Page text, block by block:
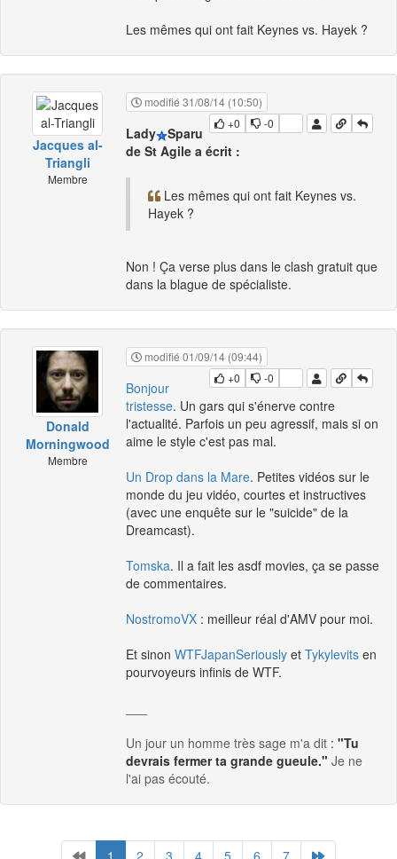
Les mêmes qui ont fait Keynes vs. Hayek ?
Jacques al-
Triangli
Membre
modifié 31/08/14 (10:50)
+0
-0
Lady
Sparu
de St Agile a écrit :
Les mêmes qui ont fait Keynes vs.
Hayek ?
Non ! Ça verse plus dans le clash gratuit que
dans la blague de spécialiste.
Donald
Morningwood
Membre
modifié 01/09/14 (09:44)
+0
-0
Bonjour
tristesse. Un gars qui s'énerve contre
l'actualité. Parfois un peu agressif, mais si on
aime le style c'est pas mal.
Un Drop dans la Mare. Petites vidéos sur le
monde du jeu vidéo, courtes et instructives
(avec une enquête sur le "suicide" de la
Dreamcast).
Tomska. Il a fait les asdf movies, ça se passe
de commentaires.
NostromoVX : meilleur réal d'AMV pour moi.
Et sinon WTFJapanSeriously et Tykylevits en
pourvoyeurs infinis de WTF.
Un jour un homme très sage m'a dit : "Tu
devrais fermer ta grande gueule." Je ne
l'ai pas écouté.
1 2 3 4 5 6 7